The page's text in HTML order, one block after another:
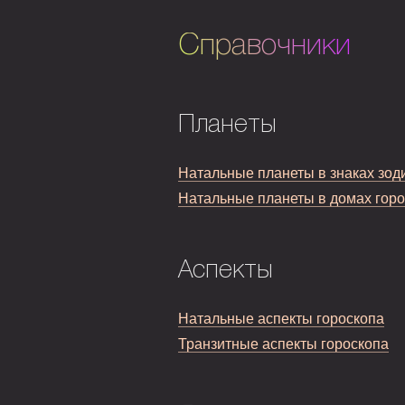
Справочники
Планеты
Натальные планеты в знаках
Натальные планеты в домах
Аспекты
Натальные аспекты гороскопа
Транзитные аспекты гороскопа